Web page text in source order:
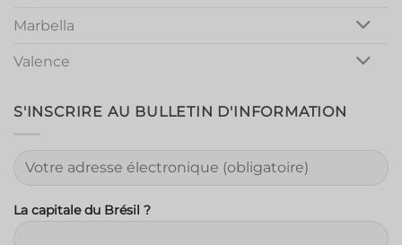
Marbella
Valence
S'INSCRIRE AU BULLETIN D'INFORMATION
La capitale du Brésil ?